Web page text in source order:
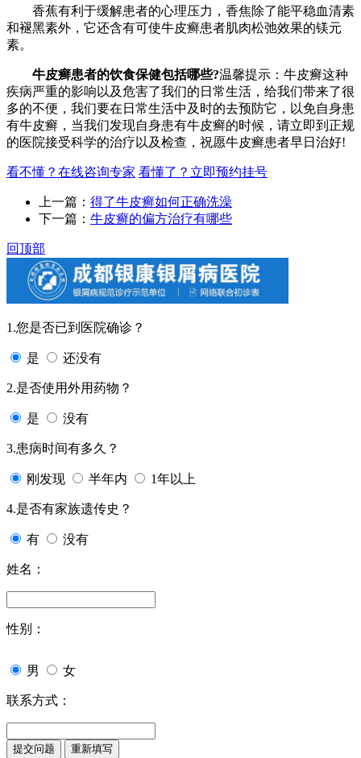
香蕉有利于缓解患者的心理压力，香焦除了能平稳血清素
和褪黑素外，它还含有可使牛皮癣患者肌肉松弛效果的镁元
素。
牛皮癣患者的饮食保健包括哪些?温馨提示：牛皮癣这种
疾病严重的影响以及危害了我们的日常生活，给我们带来了很
多的不便，我们要在日常生活中及时的去预防它，以免自身患
有牛皮癣，当我们发现自身患有牛皮癣的时候，请立即到正规
的医院接受科学的治疗以及检查，祝愿牛皮癣患者早日治好!
看不懂？在线咨询专家 看懂了？立即预约挂号
上一篇： 得了牛皮癣如何正确洗澡
下一篇： 牛皮癣的偏方治疗有哪些
回顶部
1.您是否已到医院确诊？
是 还没有
2.是否使用外用药物？
是 没有
3.患病时间有多久？
刚发现 半年内 1年以上
4.是否有家族遗传史？
有 没有
姓名：
性别：
男 女
联系方式：